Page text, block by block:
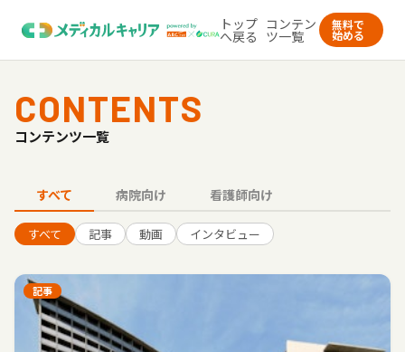
トップ
へ戻る
コンテン
ツ一覧
無料で
始める
CONTENTS
コンテンツ一覧
すべて 病院向け 看護師向け
すべて 記事 動画 インタビュー
記事